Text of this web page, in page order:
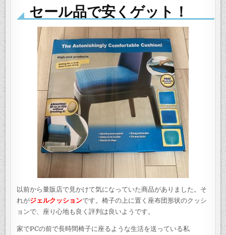
セール品で安くゲット！
以前から量販店で見かけて気になっていた商品がありました。そ
れがジェルクッションです。椅子の上に置く座布団形状のクッシ
ョンで、座り心地も良く評判は良いようです。
家でPCの前で長時間椅子に座るような生活を送っている私